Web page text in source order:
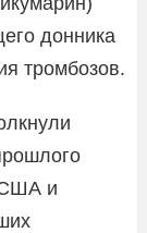
донника
тромбозов.
США и